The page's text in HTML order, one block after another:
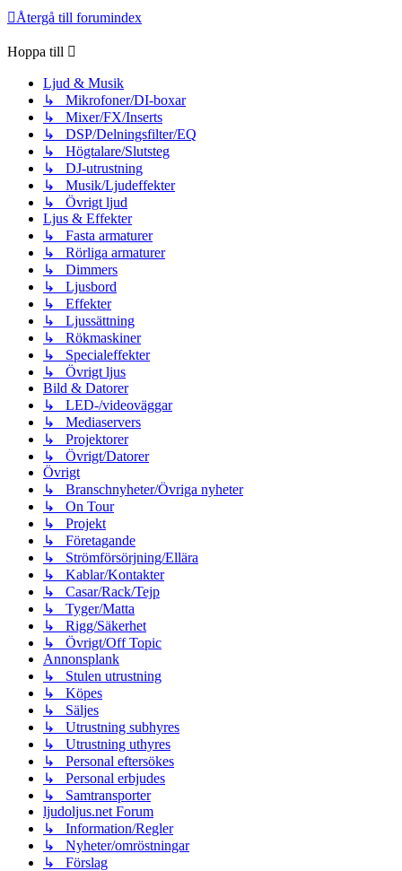
Återgå till forumindex
Hoppa till
Ljud & Musik
↳ Mikrofoner/DI-boxar
↳ Mixer/FX/Inserts
↳ DSP/Delningsfilter/EQ
↳ Högtalare/Slutsteg
↳ DJ-utrustning
↳ Musik/Ljudeffekter
↳ Övrigt ljud
Ljus & Effekter
↳ Fasta armaturer
↳ Rörliga armaturer
↳ Dimmers
↳ Ljusbord
↳ Effekter
↳ Ljussättning
↳ Rökmaskiner
↳ Specialeffekter
↳ Övrigt ljus
Bild & Datorer
↳ LED-/videoväggar
↳ Mediaservers
↳ Projektorer
↳ Övrigt/Datorer
Övrigt
↳ Branschnyheter/Övriga nyheter
↳ On Tour
↳ Projekt
↳ Företagande
↳ Strömförsörjning/Ellära
↳ Kablar/Kontakter
↳ Casar/Rack/Tejp
↳ Tyger/Matta
↳ Rigg/Säkerhet
↳ Övrigt/Off Topic
Annonsplank
↳ Stulen utrustning
↳ Köpes
↳ Säljes
↳ Utrustning subhyres
↳ Utrustning uthyres
↳ Personal eftersökes
↳ Personal erbjudes
↳ Samtransporter
ljudoljus.net Forum
↳ Information/Regler
↳ Nyheter/omröstningar
↳ Förslag